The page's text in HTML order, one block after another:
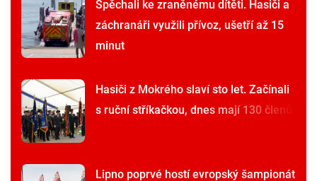
Spěchali ke zraněnému dítěti. Hasiči a
záchranáři využili přívoz, ušetří až 15
minut
Hasiči z Mokrého slaví sto let. Začínali
s ruční stříkačkou, dnes mají 130 členů
Lipno poprvé hostí evropský šampionát